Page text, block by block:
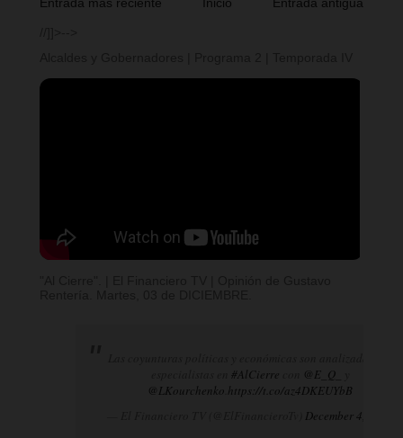
Entrada más reciente Entrada antigua
Inicio
#AlCierre @E_Q_
@LKourchenko https://t.co/az4DKEUYbB
December 4, 2024